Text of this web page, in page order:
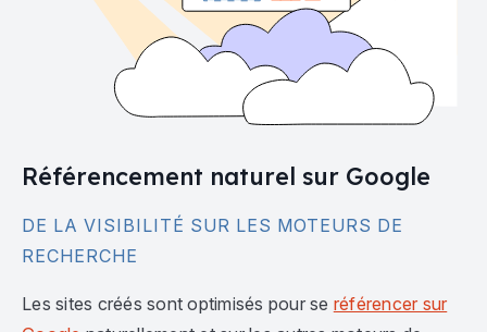
Référencement naturel sur Google
DE LA VISIBILITÉ SUR LES MOTEURS DE
RECHERCHE
Les sites créés sont optimisés pour se référencer sur